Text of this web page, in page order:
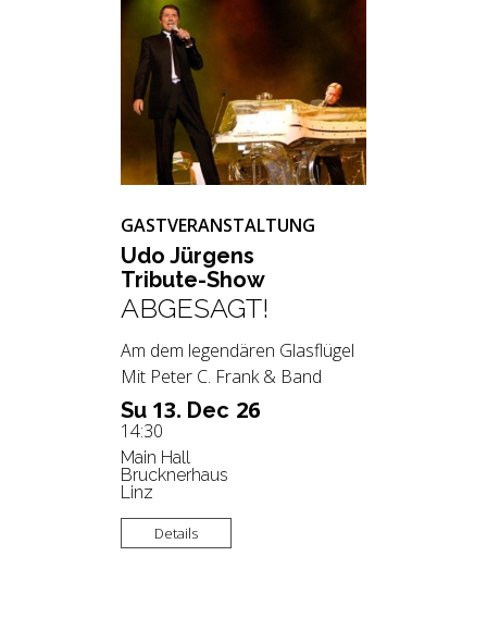
Su 13. Dec 26
14:30
Main Hall
Brucknerhaus
Linz
GASTVERANSTALTUNG
Udo Jür­gens
Tri­bu­te-Show
ABGESAGT!
Am dem legendären Glasflügel
Mit Peter C. Frank & Band
Details